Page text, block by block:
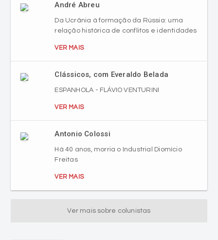
André Abreu
Da Ucrânia à formação da Rússia: uma
relação histórica de conflitos e identidades
VER MAIS
Clássicos, com Everaldo Belada
ESPANHOLA - FLÁVIO VENTURINI
VER MAIS
Antonio Colossi
Há 40 anos, morria o Industrial Diomício
Freitas
VER MAIS
Ver mais sobre colunistas